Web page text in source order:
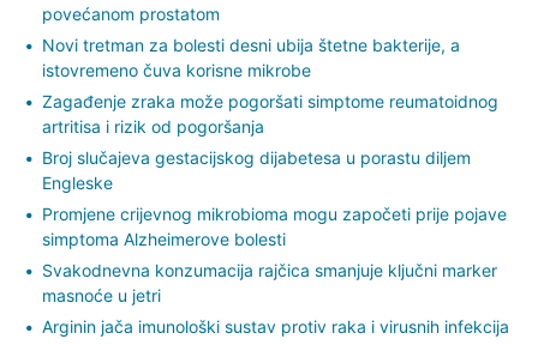
povećanom prostatom
Novi tretman za bolesti desni ubija štetne bakterije, a
istovremeno čuva korisne mikrobe
Zagađenje zraka može pogoršati simptome reumatoidnog
artritisa i rizik od pogoršanja
Broj slučajeva gestacijskog dijabetesa u porastu diljem
Engleske
Promjene crijevnog mikrobioma mogu započeti prije pojave
simptoma Alzheimerove bolesti
Svakodnevna konzumacija rajčica smanjuje ključni marker
masnoće u jetri
Arginin jača imunološki sustav protiv raka i virusnih infekcija